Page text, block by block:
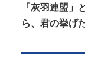
「灰羽連盟」
ら、君の挙げ